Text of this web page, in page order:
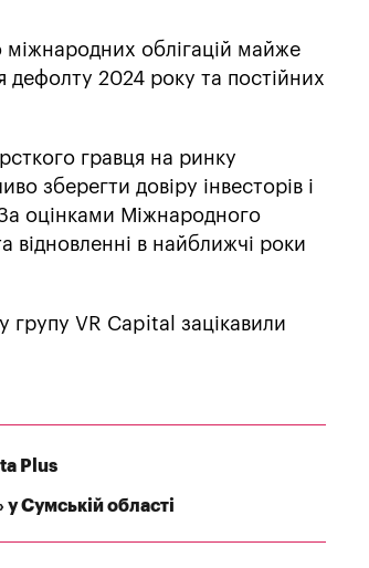
облігацій майже
дефолту 2024 року та постійних
гравця на ринку
зберегти довіру інвесторів і
оцінками Міжнародного
відновленні в найближчі роки
групу VR Capital зацікавили
Plus
Сумській області